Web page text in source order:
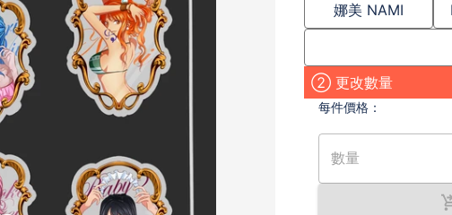
娜美 NAMI
② 更改數量
每件價格：
數量